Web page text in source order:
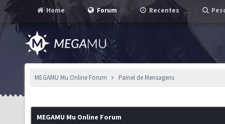
Home Forum Recentes
MEGAMU Mu Online Forum Painel de Mensagens
MEGAMU Mu Online Forum